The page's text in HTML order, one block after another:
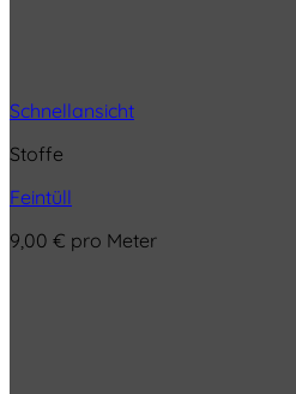
Schnellansicht
Stoffe
Feintüll
9,00 € pro Meter